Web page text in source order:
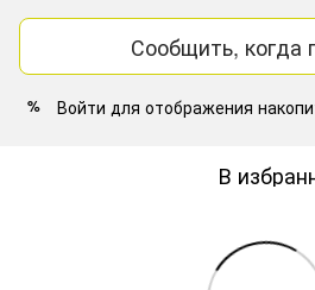
Сообщить, когда
% Войти для отображения
В